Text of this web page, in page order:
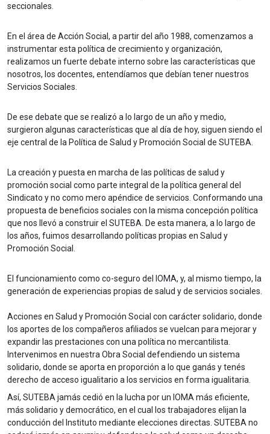
seccionales.
En el área de Acción Social, a partir del año 1988, comenzamos a
instrumentar esta política de crecimiento y organización,
realizamos un fuerte debate interno sobre las características que
nosotros, los docentes, entendíamos que debían tener nuestros
Servicios Sociales.
De ese debate que se realizó a lo largo de un año y medio,
surgieron algunas características que al día de hoy, siguen siendo el
eje central de la Política de Salud y Promoción Social de SUTEBA.
La creación y puesta en marcha de las políticas de salud y
promoción social como parte integral de la política general del
Sindicato y no como mero apéndice de servicios. Conformando una
propuesta de beneficios sociales con la misma concepción política
que nos llevó a construir el SUTEBA. De esta manera, a lo largo de
los años, fuimos desarrollando políticas propias en Salud y
Promoción Social.
El funcionamiento como co-seguro del IOMA, y, al mismo tiempo, la
generación de experiencias propias de salud y de servicios sociales.
Acciones en Salud y Promoción Social con carácter solidario, donde
los aportes de los compañeros afiliados se vuelcan para mejorar y
expandir las prestaciones con una política no mercantilista.
Intervenimos en nuestra Obra Social defendiendo un sistema
solidario, donde se aporta en proporción a lo que ganás y tenés
derecho de acceso igualitario a los servicios en forma igualitaria.
Así, SUTEBA jamás cedió en la lucha por un IOMA más eficiente,
más solidario y democrático, en el cual los trabajadores elijan la
conducción del Instituto mediante elecciones directas. SUTEBA no